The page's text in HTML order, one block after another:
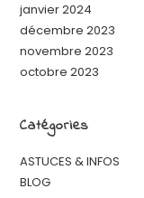
janvier 2024
décembre 2023
novembre 2023
octobre 2023
Catégories
ASTUCES & INFOS
BLOG